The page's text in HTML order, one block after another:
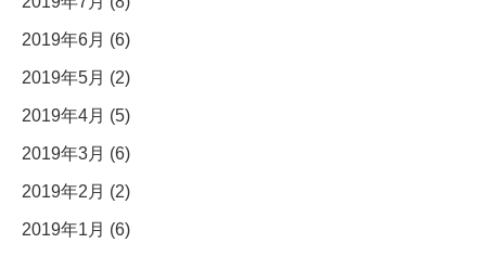
2019年6月 (6)
2019年5月 (2)
2019年4月 (5)
2019年3月 (6)
2019年2月 (2)
2019年1月 (6)